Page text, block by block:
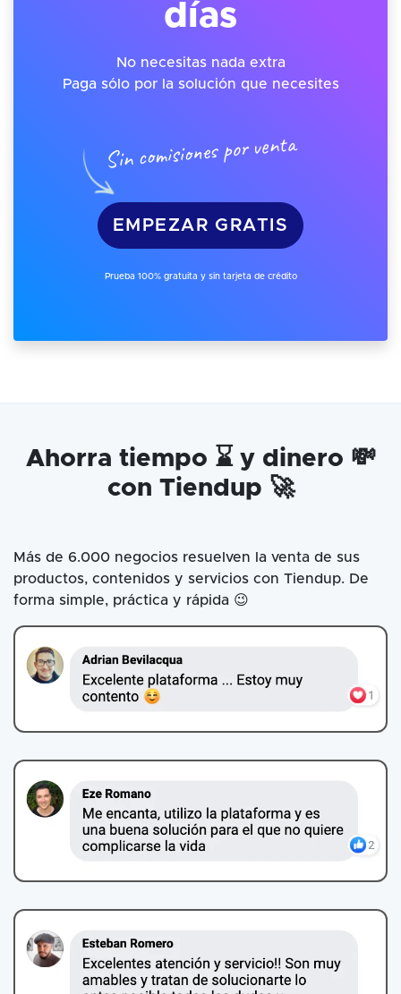
días
No necesitas nada extra
Paga sólo por la solución que necesites
Sin comisiones por venta
EMPEZAR GRATIS
Prueba 100% gratuita y sin tarjeta de crédito
Ahorra tiempo ⌛ y dinero 💸
con Tiendup 🚀
Más de 6.000 negocios resuelven la venta de sus
productos, contenidos y servicios con Tiendup. De
forma simple, práctica y rápida 😉